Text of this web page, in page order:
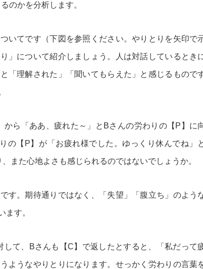
のかを分析します。
いてです（下図を参照ください。やりとりを矢印で
」について紹介しましょう。人は対話しているとき
「理解された」「聞いてもらえた」と感じるもので
ら「ああ、疲れた～」とBさんの労わりの【P】に
の【P】が「お疲れ様でした。ゆっくり休んでね」
また心地よさも感じられるのではないでしょうか。
す。期待通りではなく、「失望」「腹立ち」のよう
ます。
て、Bさんも【C】で返したとすると、「私だって
ようなやりとりになります。せっかく労わりの言葉